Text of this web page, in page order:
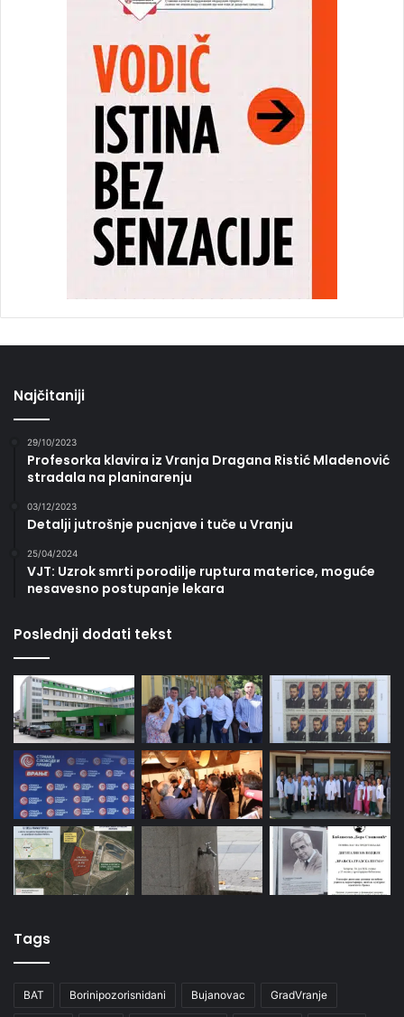
Najčitaniji
29/10/2023
Profesorka klavira iz Vranja Dragana Ristić Mladenović
stradala na planinarenju
03/12/2023
Detalji jutrošnje pucnjave i tuče u Vranju
25/04/2024
VJT: Uzrok smrti porodilje ruptura materice, moguće
nesavesno postupanje lekara
Poslednji dodati tekst
Tags
BAT Borinipozorisnidani Bujanovac GradVranje